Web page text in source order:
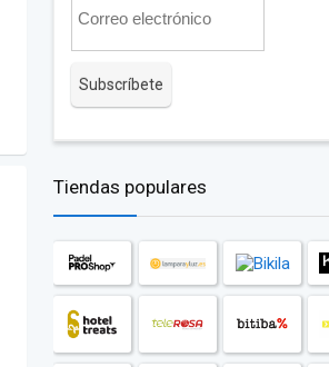
Tiendas populares